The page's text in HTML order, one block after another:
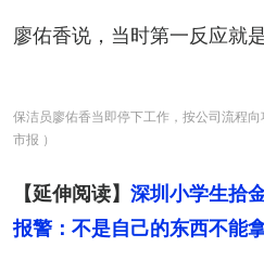
廖佑香说，当时第一反应就
保洁员廖佑香当即停下工作，按公司流程
市报 ）
【延伸阅读】 深圳小学生拾
报警：不是自己的东西不能